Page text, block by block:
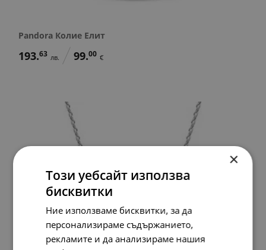
Pandora Колие Елит
193.63 лв. 99.00 €
×
Този уебсайт използва
бисквитки
Ние използваме бисквитки, за да
персонализираме съдържанието,
рекламите и да анализираме нашия